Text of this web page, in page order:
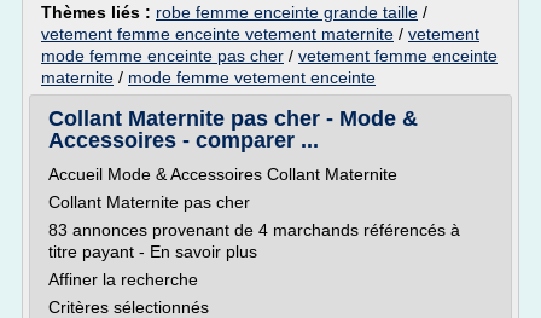
Thèmes liés : robe femme enceinte grande taille /
vetement femme enceinte vetement maternite / vetement
mode femme enceinte pas cher / vetement femme enceinte
maternite / mode femme vetement enceinte
Collant Maternite pas cher - Mode &
Accessoires - comparer ...
Accueil Mode & Accessoires Collant Maternite
Collant Maternite pas cher
83 annonces provenant de 4 marchands référencés à
titre payant - En savoir plus
Affiner la recherche
Critères sélectionnés